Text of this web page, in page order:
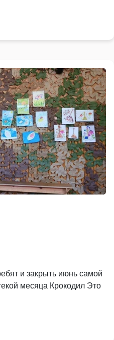
и закрыть июнь самой
месяца Крокодил Это